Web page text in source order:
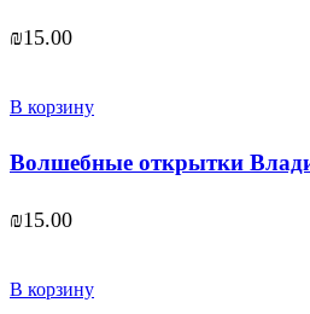
₪15.00
В корзину
Волшебные открытки
₪15.00
В корзину